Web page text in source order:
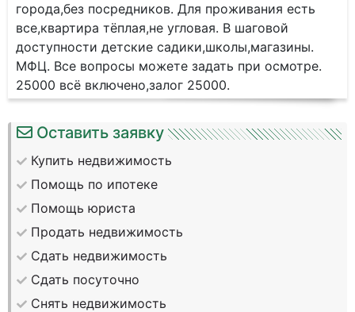
города,без посредников. Для проживания есть
все,квартира тёплая,не угловая. В шаговой
доступности детские садики,школы,магазины.
МФЦ. Все вопросы можете задать при осмотре.
25000 всё включено,залог 25000.
Оставить заявку
Купить недвижимость
Помощь по ипотеке
Помощь юриста
Продать недвижимость
Сдать недвижимость
Сдать посуточно
Снять недвижимость